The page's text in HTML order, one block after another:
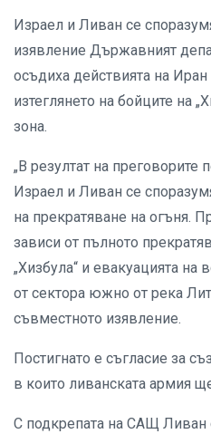
Израел и Ливан се
изявление Държавният
осъдиха действията на
изтеглянето на бойците на
зона.
„В резултат на
Израел и Ливан се
на прекратяване на огъня.
зависи от пълното
„Хизбула“ и евакуацията на
от сектора южно от река
съвместното изявление.
Постигнато е съгласие за
в които ливанската армия
С подкрепата на САЩ Ливан